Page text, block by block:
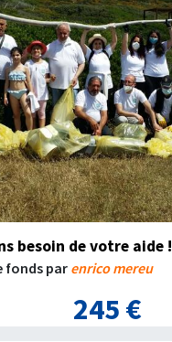
besoin de votre aide !
fonds par enrico mereu
245 €